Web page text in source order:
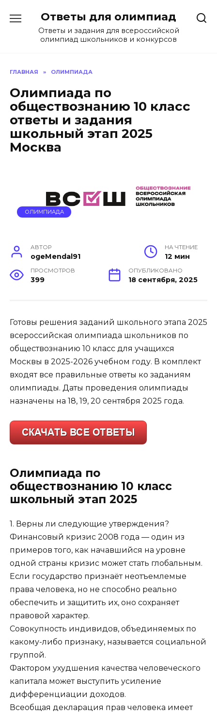
содержанию
Ответы для олимпиад
Ответы и задания для всероссийской
олимпиад школьников и конкурсов
ГЛАВНАЯ » ОЛИМПИАДА
Олимпиада по
обществознанию 10 класс
ответы и задания
школьный этап 2025
Москва
ОЛИМПИАДА
АВТОР
ogeMendal91
НА ЧТЕНИЕ
12 мин
ПРОСМОТРОВ
399
ОПУБЛИКОВАНО
18 сентября, 2025
Готовы решения заданий школьного этапа 2025
всероссийская олимпиада школьников по
обществознанию 10 класс для учащихся
Москвы в 2025-2026 учебном году. В комплект
входят все правильные ответы ко заданиям
олимпиады. Даты проведения олимпиады
назначены на 18, 19, 20 сентября 2025 года.
Олимпиада по
обществознанию 10 класс
школьный этап 2025
1. Верны ли следующие утверждения?
Финансовый кризис 2008 года — один из
примеров того, как начавшийся на уровне
одной страны кризис может стать глобальным.
Если государство признаёт неотъемлемые
права человека, но не способно реально
обеспечить и защитить их, оно сохраняет
правовой характер.
Совокупность индивидов, объединяемых по
какому-либо признаку, называется социальной
группой.
Фактором ухудшения качества человеческого
капитала может выступить усиление
дифференциации доходов.
Всеобщая декларация прав человека имеет